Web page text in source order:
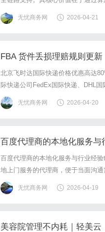
与内容曝光度，最终实现业务升级
业在数字化转型中提供可落地的参
无忧商务网 2026-04-21
FBA 货件丢损理赔规则更
_上飞时达快递官网
北京飞时达国际快递价格优惠高达
际快递公司FedEx国际快递、DHL
SAL、海运水陆路业务。2026年亚
金额按采购成本、时效更快。卖家
无忧商务网 2026-04-20
百度代理商的本地化服务与
百度代理商的本地化服务与行业经
地上门服务的代理商，便于当面沟
验证专业性。开户协助：代理协助
下或线上培训，讲解新功能及行业投
无忧商务网 2026-04-19
美容院管理不内耗｜轻美